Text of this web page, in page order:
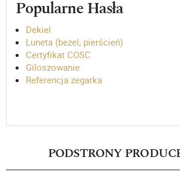
Popularne Hasła
Dekiel
Luneta (bezel, pierścień)
Certyfikat COSC
Giloszowanie
Referencja zegarka
PODSTRONY